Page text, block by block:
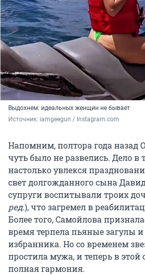
Выдохнем: идеальных женщин не бывает
Источник: iamgeegun / Instagram.com
Напомним, полтора года назад
чуть было не развелись. Дело в
настолько увлекся
свет долгожданного сына
супруги воспитывали троих
ред.), что загремел в
Более того, Самойлова
время терпела пьяные загулы и
избранника. Но со временем
простила мужа, и теперь в этой
полная гармония.